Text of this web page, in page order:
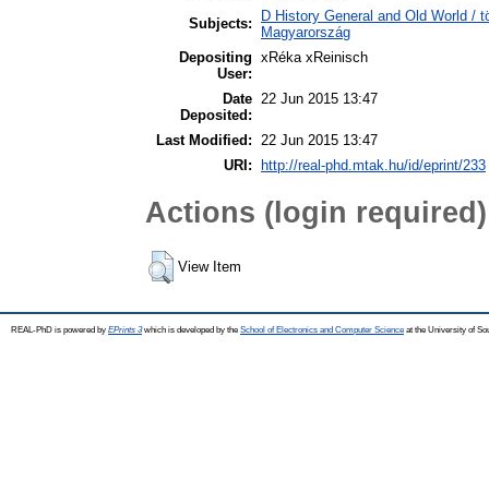
Subjects:
D History General and Old World /
Magyarország
Depositing
User:
xRéka xReinisch
Date
Deposited:
22 Jun 2015 13:47
Last Modified:
22 Jun 2015 13:47
URI:
http://real-phd.mtak.hu/id/eprint/233
Actions (login required)
View Item
REAL-PhD is powered by EPrints 3which is developed by the School of Electronics and Computer Science at the University of